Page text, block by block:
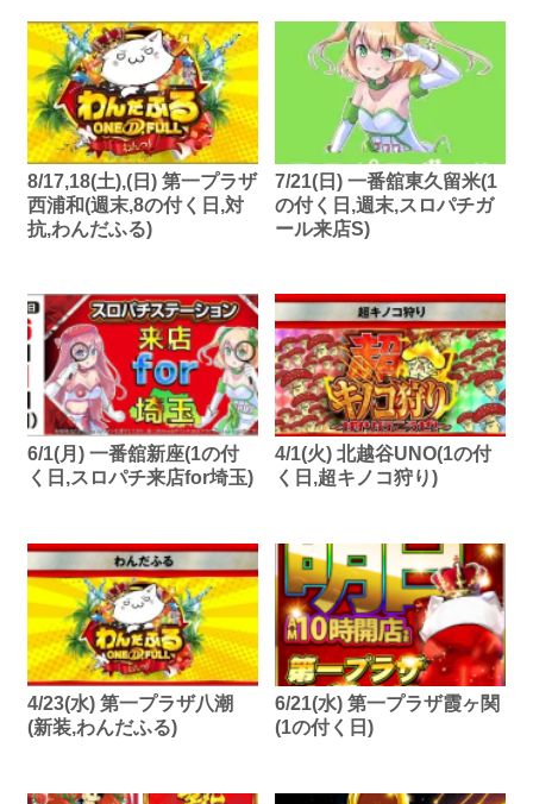
8/17,18(土),(日) 第一プラザ
西浦和(週末,8の付く日,対
抗,わんだふる)
7/21(日) 一番舘東久留米(1
の付く日,週末,スロパチガ
ール来店S)
6/1(月) 一番舘新座(1の付
く日,スロパチ来店for埼玉)
4/1(火) 北越谷UNO(1の付
く日,超キノコ狩り)
4/23(水) 第一プラザ八潮
(新装,わんだふる)
6/21(水) 第一プラザ霞ヶ関
(1の付く日)